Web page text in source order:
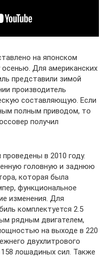
на японском
Для американских
представили зимой
производитель
составляющую. Если
полным приводом, то
получил
в 2010 году.
головную и заднюю
которая была
функциональное
изменения. Для
комплектуется 2.5
рядным двигателем,
на выходе в 220
двухлитрового
лошадиных сил. Также